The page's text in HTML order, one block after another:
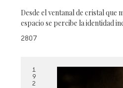
Desde el ventanal de cristal que
espacio se percibe la identidad
2807
1
9
2